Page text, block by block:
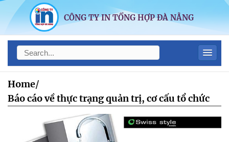
CÔNG TY IN TỔNG HỢP ĐÀ NẴNG
Home/
Báo cáo về thực trạng quản trị, cơ cấu tổ chức